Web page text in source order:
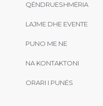
QËNDRUESHMËRIA
LAJME DHE EVENTE
PUNO ME NE
NA KONTAKTONI
ORARI I PUNËS